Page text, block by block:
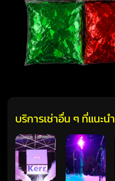
บริการเช่าอื่น ๆ ที่แนะนำ